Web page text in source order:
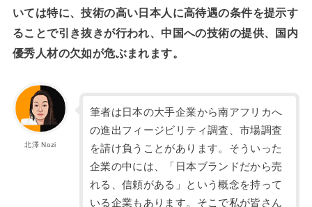
いては特に、技術の高い日本人に高待遇の条件を提示す
ることで引き抜きが行われ、中国への技術の提供、国内
優秀人材の欠如が危ぶまれます。
北澤 Nozi
筆者は日本の大手企業から南アフリカへ
の進出フィージビリティ調査、市場調査
を請け負うことがあります。そういった
企業の中には、「日本ブランドだから売
れる、信頼がある」という概念を持って
いる企業もあります。そこで私が皆さん